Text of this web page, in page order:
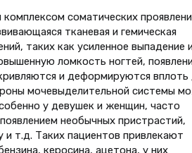
соматических
тканевая и гемическая
таких как усиленное выпадение
ломкость ногтей,
и деформируются вплоть
мочевыделительной системы
у девушек и женщин, часто
необычных пристрастий,
т.д. Таких пациентов привлекают
керосина, ацетона, у них